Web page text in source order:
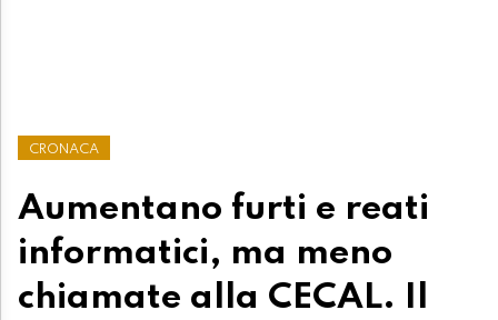
CRONACA
Aumentano furti e reati
informatici, ma meno
chiamate alla CECAL. Il